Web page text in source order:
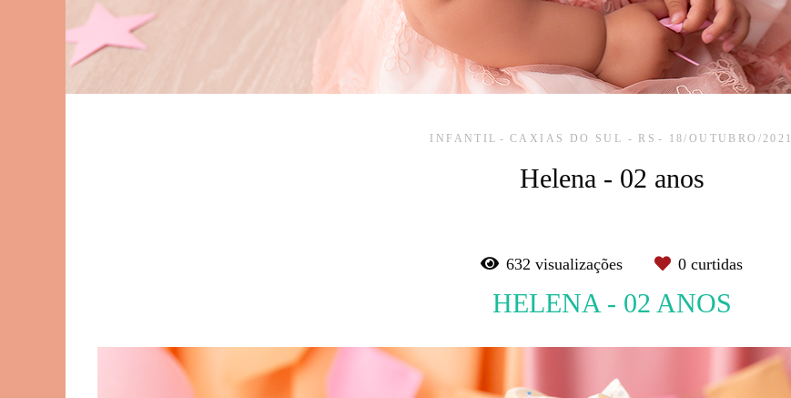
INFANTIL CAXIAS DO SUL - RS 18/OUTUBRO/2021
Helena - 02 anos
632 visualizações 0 curtidas
HELENA - 02 ANOS